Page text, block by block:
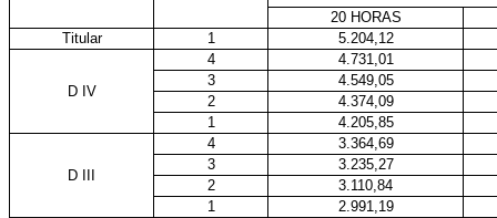
20 HORAS
Titular
1 5.204,12
D IV
4
4.731,01
3
4.549,05
2
4.374,09
1
4.205,85
D III
4
3.364,69
3
3.235,27
2
3.110,84
1
2.991,19